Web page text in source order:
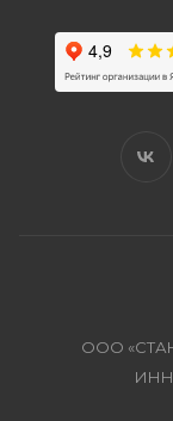
ООО
ИНН